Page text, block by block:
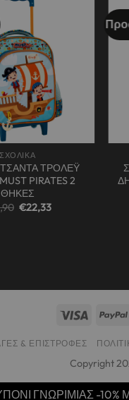
ΣΧΟΛΙΚΑ
ΤΡΟΛΕΫ
PIRATES 2
ΘΗΚΕΣ
Original
price
€22,33Η
& ΕΠΙΣΤΡΟΦΈΣ
Copyright
ΓΝΩΡΙΜΙΑΣ -10%